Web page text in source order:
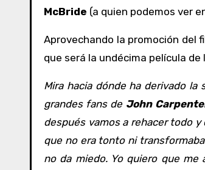
McBride (a quien podemos ver
Aprovechando la promoción del
que será la undécima película
Mira hacia dónde ha derivado la
grandes fans de John
después vamos a rehacer todo
que no era tonto ni
no da miedo. Yo quiero que me